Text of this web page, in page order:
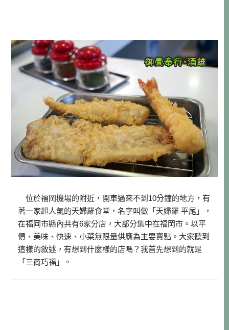
位於福岡機場的附近，開車過來不到10分鐘的地方，有
著一家超人氣的天婦羅食堂，名字叫做「天婦羅 平尾」，
在福岡市縣內共有6家分店，大部分集中在福岡市。以平
價、美味、快速、小菜無限量供應為主要賣點。大家聽到
這樣的敘述，有想到什麼樣的店嗎？我首先想到的就是
「三商巧福」。